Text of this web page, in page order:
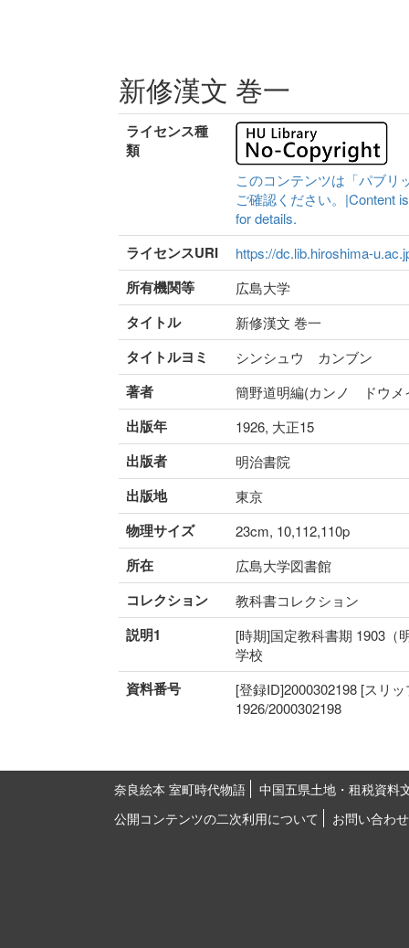
新修漢文 巻一
ライセンス種
類
このコンテンツは「パブリ
ご確認ください。|Content
for details.
ライセンスURI https://dc.lib.hiroshima-
所有機関等 広島大学
タイトル 新修漢文 巻一
タイトルヨミ シンシュウ カンブン
著者 簡野道明編(カンノ ドウメ
出版年 1926, 大正15
出版者 明治書院
出版地 東京
物理サイズ 23cm, 10,112,110p
所在 広島大学図書館
コレクション 教科書コレクション
説明1
[時期]国定教科書期 1903（
学校
資料番号
[登録ID]2000302198 [スリ
1926/2000302198
奈良絵本 室町時代物語
中国五県土地・租税資料
公開コンテンツの二次利用について
お問い合わせ